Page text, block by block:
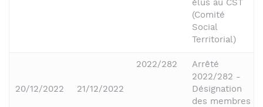
élus au CST
(Comité
Social
Territorial)
20/12/2022 21/12/2022
2022/282
Arrêté
2022/282 -
Désignation
des membres